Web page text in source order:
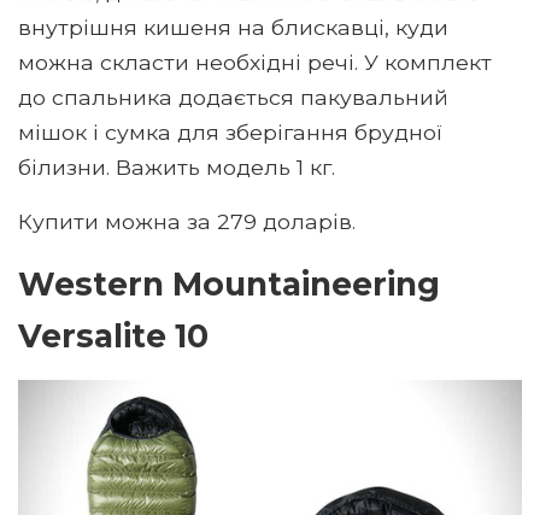
внутрішня кишеня на блискавці, куди
можна скласти необхідні речі. У комплект
до спальника додається пакувальний
мішок і сумка для зберігання брудної
білизни. Важить модель 1 кг.
Купити можна за 279 доларів.
Western Mountaineering
Versalite 10